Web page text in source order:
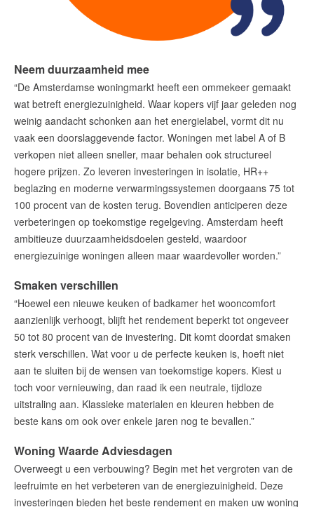
Neem duurzaamheid mee
“De Amsterdamse woningmarkt heeft een ommekeer gemaakt
wat betreft energiezuinigheid. Waar kopers vijf jaar geleden nog
weinig aandacht schonken aan het energielabel, vormt dit nu
vaak een doorslaggevende factor. Woningen met label A of B
verkopen niet alleen sneller, maar behalen ook structureel
hogere prijzen. Zo leveren investeringen in isolatie, HR++
beglazing en moderne verwarmingssystemen doorgaans 75 tot
100 procent van de kosten terug. Bovendien anticiperen deze
verbeteringen op toekomstige regelgeving. Amsterdam heeft
ambitieuze duurzaamheidsdoelen gesteld, waardoor
energiezuinige woningen alleen maar waardevoller worden.”
Smaken verschillen
“Hoewel een nieuwe keuken of badkamer het wooncomfort
aanzienlijk verhoogt, blijft het rendement beperkt tot ongeveer
50 tot 80 procent van de investering. Dit komt doordat smaken
sterk verschillen. Wat voor u de perfecte keuken is, hoeft niet
aan te sluiten bij de wensen van toekomstige kopers. Kiest u
toch voor vernieuwing, dan raad ik een neutrale, tijdloze
uitstraling aan. Klassieke materialen en kleuren hebben de
beste kans om ook over enkele jaren nog te bevallen.”
Woning Waarde Adviesdagen
Overweegt u een verbouwing? Begin met het vergroten van de
leefruimte en het verbeteren van de energiezuinigheid. Deze
investeringen bieden het beste rendement en maken uw woning